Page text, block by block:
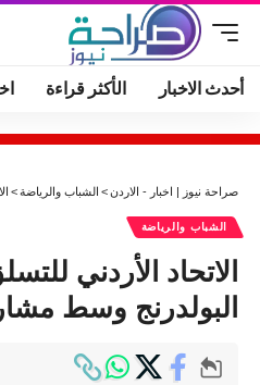
أحدث الاخبار الأكثر قراءة
صراحة نيوز | اخبار - الاردن> الشباب والرياضة>
الشباب والرياضة
الاتحاد الأردني
البولدرنج وسط